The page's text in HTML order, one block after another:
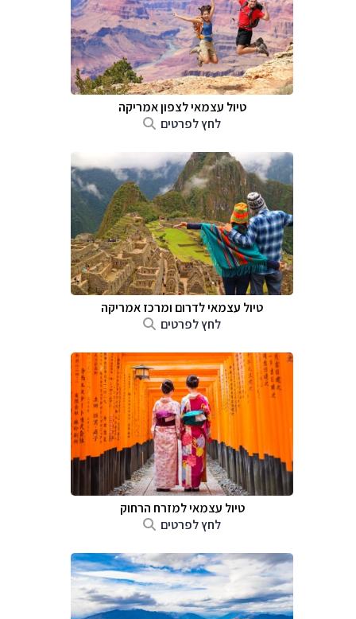
טיול עצמאי לצפון אמריקה
לחץ לפרטים
טיול עצמאי לדרום ומרכז אמריקה
לחץ לפרטים
טיול עצמאי למזרח הרחוק
לחץ לפרטים